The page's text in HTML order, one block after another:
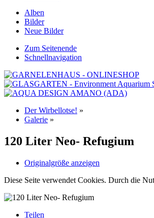
Alben
Bilder
Neue Bilder
Zum Seitenende
Schnellnavigation
Der Wirbellotse! »
Galerie »
120 Liter Neo- Refugium
Originalgröße anzeigen
Diese Seite verwendet Cookies. Durch die
Teilen